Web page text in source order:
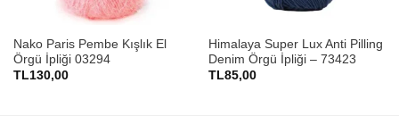
Nako Paris Pembe Kışlık El
Örgü İpliği 03294
TL130,00
Himalaya Super Lux Anti Pilling
Denim Örgü İpliği – 73423
TL85,00